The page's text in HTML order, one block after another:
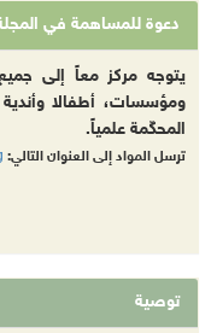
دعوة للمساهمة في
يتوجه مركز معاً إلى جميع
ومؤسسات، أطفالا وأندية
المحكّمة علمياً.
ترسل المواد إلى العنوان التالي:
توصية